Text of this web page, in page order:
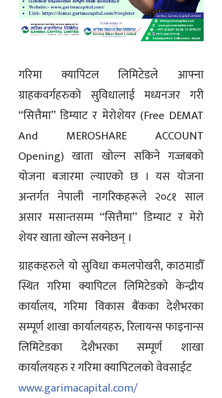
गरिमा क्यापिटल लिमिटेडले आफ्ना
ग्राहकवर्गहरुको सुविधालाई मध्यनजर गरी
“सित्तैमा” डिम्याट र मेरोशेयर (Free DEMAT
And MEROSHARE ACCOUNT
Opening) खाता खोल्न सकिने गज्जबको
योजना बजारमा ल्याएको छ । यस योजना
अन्तर्गत नेपाली नागरिकहरूले २०८१ साल
असार मसान्तसम्म “सित्तैमा’’ डिम्याट र मेरो
शेयर खाता खोल्न सक्नेछन् ।
ग्राहकहरुले यो सुविधा कमलपोखरी, काठमाडौँ
स्थित गरिमा क्यापिटल लिमिटेडको केन्द्रीय
कार्यालय, गरिमा विकास बैंकका देशैभरका
सम्पूर्ण शाखा कार्यालयहरु, रिलायन्स फाइनान्स
लिमिटेडका देशैभरका सम्पूर्ण शाखा
कार्यालयहरु र गरिमा क्यापिटलको वेवसाईट
www.garimacapital.com/